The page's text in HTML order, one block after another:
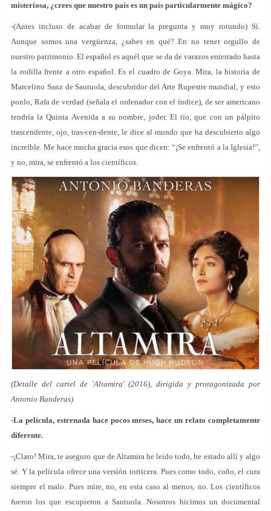
misteriosa, ¿crees que nuestro país es un país particularmente mágico?
-(Antes incluso de acabar de formular la pregunta y muy rotundo) Sí.
Aunque somos una vergüenza, ¿sabes en qué? En no tener orgullo de
nuestro patrimonio. El español es aquél que se da de varazos enterrado hasta
la rodilla frente a otro español. Es el cuadro de Goya. Mira, la historia de
Marcelino Sanz de Sautuola, descubridor del Arte Rupestre mundial, y esto
ponlo, Rafa de verdad (señala el ordenador con el índice), de ser americano
tendría la Quinta Avenida a su nombre, joder. El tío, que con un pálpito
trascendente, ojo, tras-cen-dente, le dice al mundo que ha descubierto algo
increíble. Me hace mucha gracia esos que dicen: “¡Se enfrentó a la Iglesia!”,
y no, mira, se enfrentó a los científicos.
(Detalle del cartel de 'Altamira' (2016), dirigida y protagonizada por
Antonio Banderas)
-La película, estrenada hace pocos meses, haceun relato completamente
diferente.
-¡Claro! Mira, te aseguro que de Altamira he leído todo, he estado allí y algo
sé. Y la película ofrece una versión torticera. Pues como todo, coño, el cura
siempre el malo. Pues mire, no, en esta caso al menos, no. Los científicos
fueron los que escupieron a Sautuola. Nosotros hicimos un documental